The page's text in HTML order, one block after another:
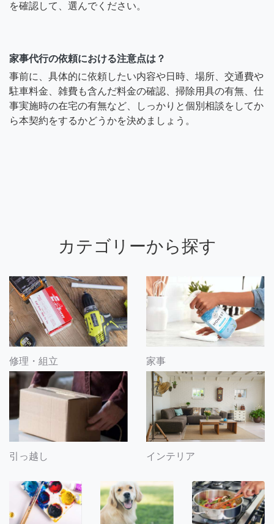
を確認して、選んでください。
家事代行の依頼における注意点は？
事前に、具体的に依頼したい内容や日時、場所、交通費や
駐車料金、雑費も含んだ料金の確認、掃除用具の有無、仕
事実施時の在宅の有無など、しっかりと個別相談をしてか
ら本契約をするかどうかを決めましょう。
カテゴリーから探す
修理・組立 家事
引っ越し インテリア